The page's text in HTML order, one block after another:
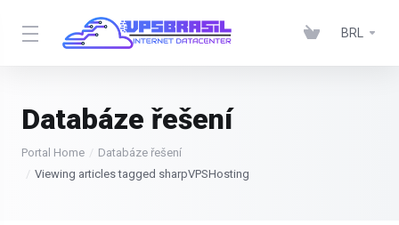
BRL
Databáze řešení
Portal Home
Databáze řešení
Viewing articles tagged sharpVPSHosting